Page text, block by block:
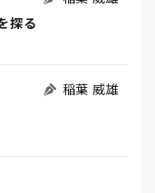
探る
稲葉 威雄